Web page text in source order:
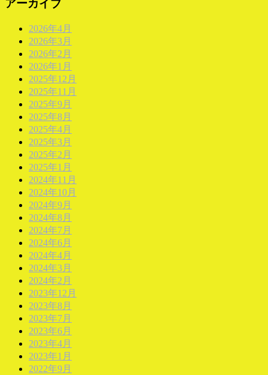
アーカイブ
2026年4月
2026年3月
2026年2月
2026年1月
2025年12月
2025年11月
2025年9月
2025年8月
2025年4月
2025年3月
2025年2月
2025年1月
2024年11月
2024年10月
2024年9月
2024年8月
2024年7月
2024年6月
2024年4月
2024年3月
2024年2月
2023年12月
2023年8月
2023年7月
2023年6月
2023年4月
2023年1月
2022年9月